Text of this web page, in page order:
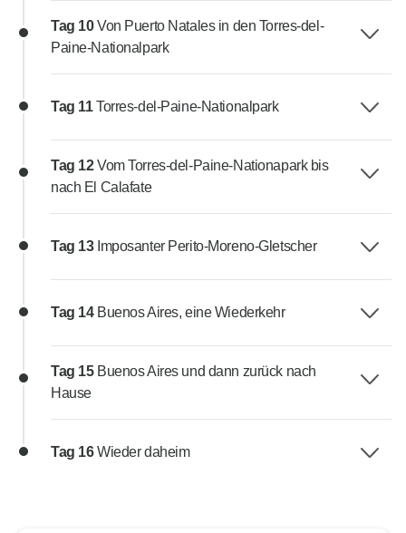
Tag 10Von Puerto Natales in den Torres-del-
Paine-Nationalpark
Tag 11Torres-del-Paine-Nationalpark
Tag 12Vom Torres-del-Paine-Nationapark bis
nach El Calafate
Tag 13 Imposanter Perito-Moreno-Gletscher
Tag 14 Buenos Aires, eine Wiederkehr
Tag 15 Buenos Aires und dann zurück nach
Hause
Tag 16Wieder daheim